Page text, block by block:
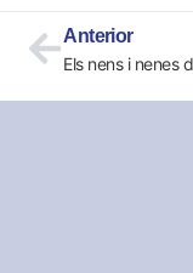
Anterior